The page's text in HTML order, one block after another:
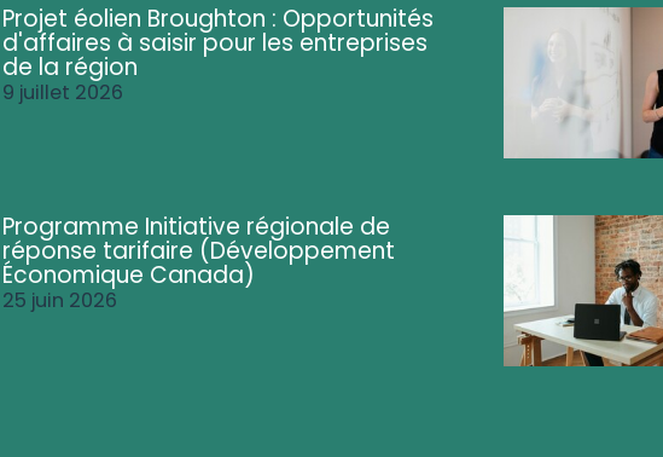
Projet éolien Broughton : Opportunités
d'affaires à saisir pour les entreprises
de la région
9 juillet 2026
Programme Initiative régionale de
réponse tarifaire (Développement
Économique Canada)
25 juin 2026